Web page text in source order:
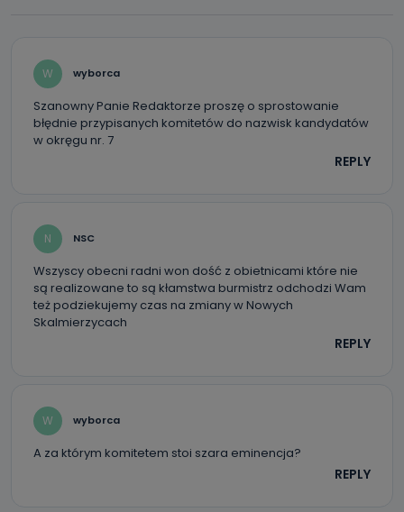
W wyborca
Szanowny Panie Redaktorze proszę o sprostowanie
błędnie przypisanych komitetów do nazwisk kandydatów
w okręgu nr. 7
REPLY
N NSC
Wszyscy obecni radni won dość z obietnicami które nie
są realizowane to są kłamstwa burmistrz odchodzi Wam
też podziekujemy czas na zmiany w Nowych
Skalmierzycach
REPLY
W wyborca
A za którym komitetem stoi szara eminencja?
REPLY